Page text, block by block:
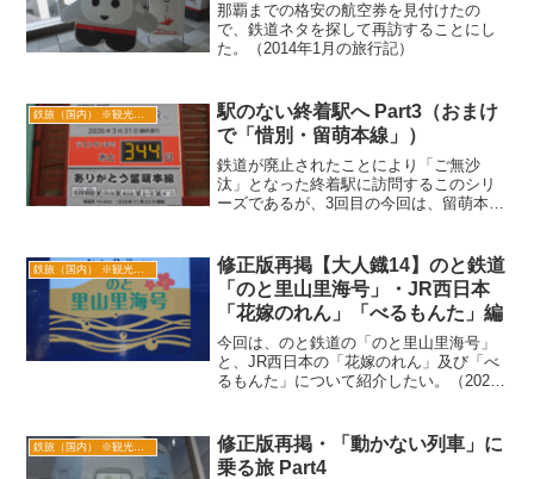
那覇までの格安の航空券を見付けたの
で、鉄道ネタを探して再訪することにし
た。（2014年1月の旅行記）
鉄旅（国内） ※観光列車も
駅のない終着駅へ Part3（おまけ
で「惜別・留萌本線」）
鉄道が廃止されたことにより「ご無沙
汰」となった終着駅に訪問するこのシリ
ーズであるが、3回目の今回は、留萌本線
修正版再掲【大人鐡14】のと鉄道
「のと里山里海号」・JR西日本
「花嫁のれん」「べるもんた」編
今回は、のと鉄道の「のと里山里海号」
と、JR西日本の「花嫁のれん」及び「べ
るもんた」について紹介したい。（2020
修正版再掲・「動かない列車」に
乗る旅 Part4